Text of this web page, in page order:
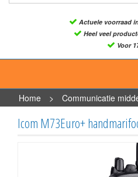
Actuele voorraad
Heel veel
Voor
Home
> Communicatie
M73Euro+ handmarifoon
Icom M73Euro+